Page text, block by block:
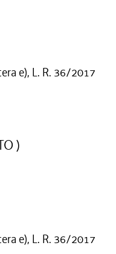
e), L. R. 36/2017
)
e), L. R. 36/2017